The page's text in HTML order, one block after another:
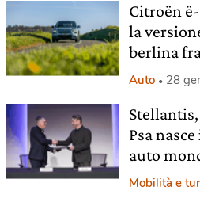
Citroën ë-
la
berlina
Auto 28
Psa
auto
Mobilità e